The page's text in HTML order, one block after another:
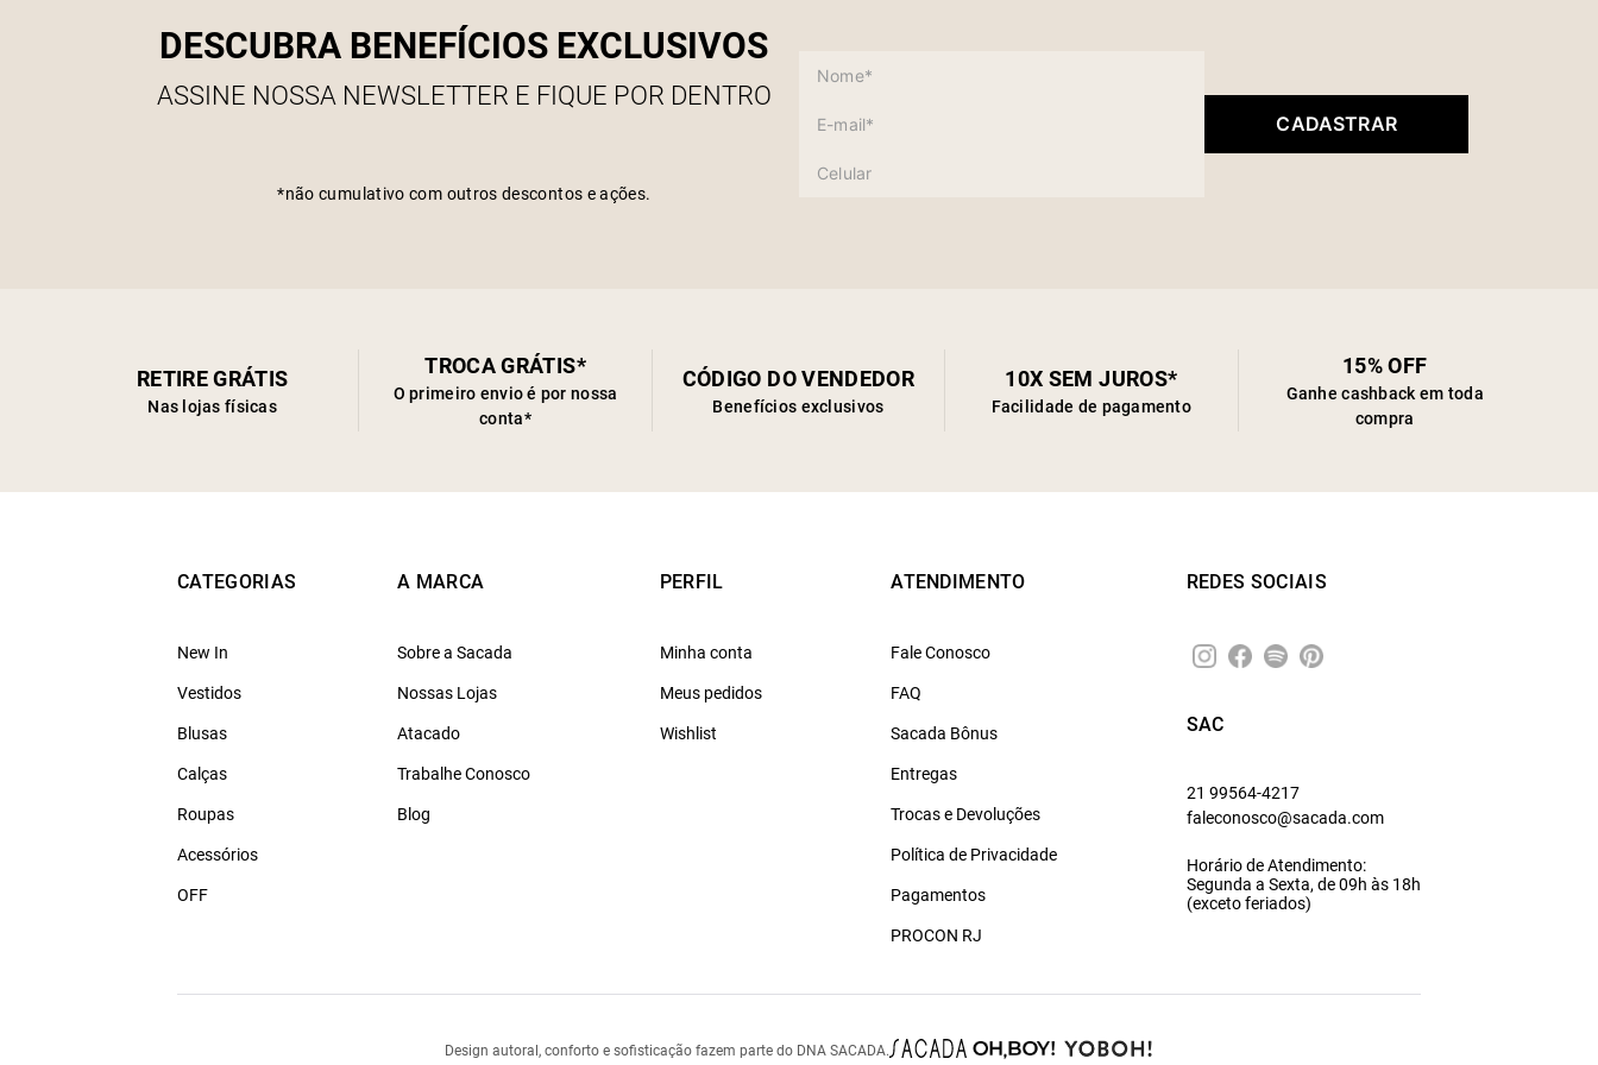
DESCUBRA BENEFÍCIOS EXCLUSIVOS
ASSINE NOSSA NEWSLETTER E FIQUE POR DENTRO
*não cumulativo com outros descontos e ações.
CADASTRAR
RETIRE GRÁTIS
Nas lojas físicas
TROCA GRÁTIS*
O primeiro envio é por nossa
conta*
CÓDIGO DO VENDEDOR
Benefícios exclusivos
10X SEM JUROS*
Facilidade de pagamento
15% OFF
Ganhe cashback em toda
compra
CATEGORIAS
New In
Vestidos
Blusas
Calças
Roupas
Acessórios
OFF
A MARCA
Sobre a Sacada
Nossas Lojas
Atacado
Trabalhe Conosco
Blog
PERFIL
Minha conta
Meus pedidos
Wishlist
ATENDIMENTO
Fale Conosco
FAQ
Sacada Bônus
Entregas
Trocas e Devoluções
Política de Privacidade
Pagamentos
PROCON RJ
REDES SOCIAIS
SAC
21 99564-4217
faleconosco@sacada.com
Horário de Atendimento:
Segunda a Sexta, de 09h às 18h
(exceto feriados)
Design autoral, conforto e sofisticação fazem parte do DNA SACADA.